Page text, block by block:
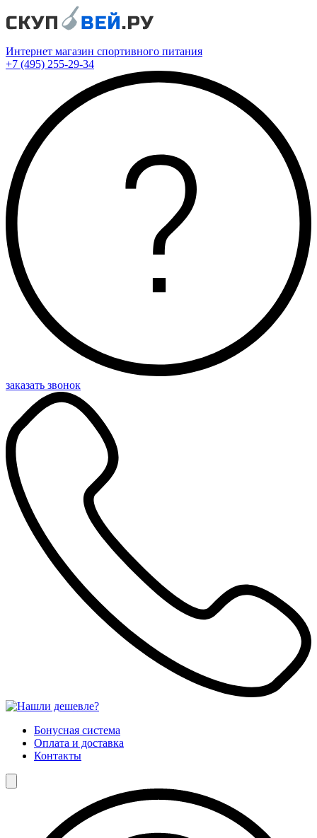
Интернет магазин спортивного питания
+7 (495) 255-29-34
заказать звонок
Бонусная система
Оплата и доставка
Контакты